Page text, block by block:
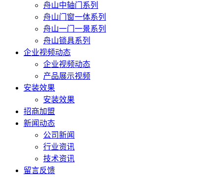
舟山中轴门系列
舟山门窗一体系列
舟山一门一景系列
舟山锁具系列
企业视频动态
企业视频动态
产品展示视频
安装效果
安装效果
招商加盟
新闻动态
公司新闻
行业资讯
技术资讯
留言反馈